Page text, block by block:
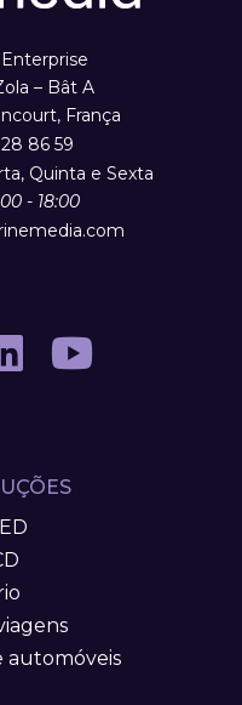
– Bât A
França
86 59
Quinta e Sexta
- 18:00
automóveis